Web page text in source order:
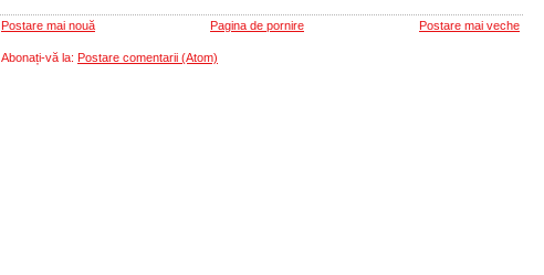
Postare mai nouă Postare mai veche
Pagina de pornire
Abonați-vă la: Postare comentarii (Atom)